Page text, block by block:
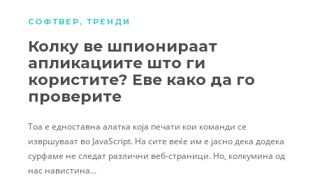
СОФТВЕР , ТРЕНДИ
Колку ве шпионираат
апликациите што ги
користите? Еве како да го
проверите
Тоа е едноставна алатка која печати кои команди се
извршуваат во JavaScript. На сите веќе им е јасно дека додека
сурфаме не следат различни веб-страници. Но, колкумина од
нас навистина…